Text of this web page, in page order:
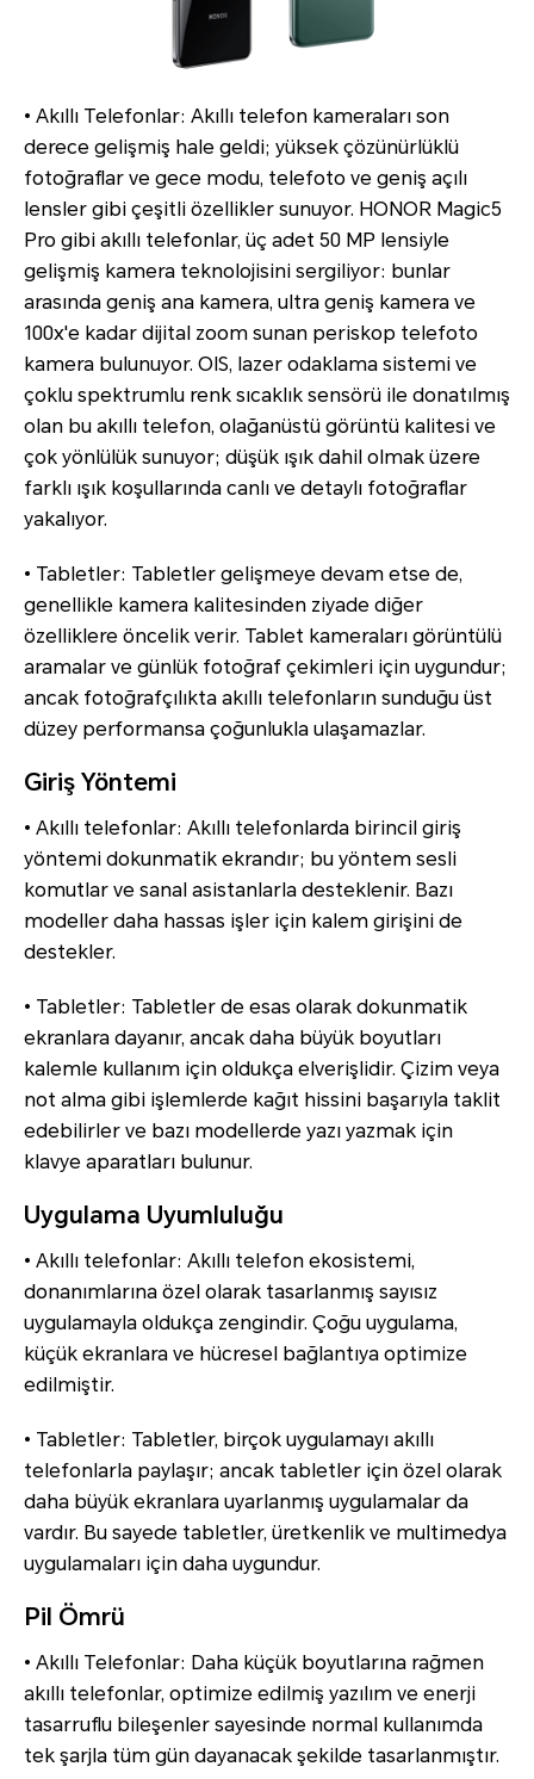
• Akıllı Telefonlar: Akıllı telefon kameraları son
derece gelişmiş hale geldi; yüksek çözünürlüklü
fotoğraflar ve gece modu, telefoto ve geniş açılı
lensler gibi çeşitli özellikler sunuyor. HONOR Magic5
Pro gibi akıllı telefonlar, üç adet 50 MP lensiyle
gelişmiş kamera teknolojisini sergiliyor: bunlar
arasında geniş ana kamera, ultra geniş kamera ve
100x'e kadar dijital zoom sunan periskop telefoto
kamera bulunuyor. OIS, lazer odaklama sistemi ve
çoklu spektrumlu renk sıcaklık sensörü ile donatılmış
olan bu akıllı telefon, olağanüstü görüntü kalitesi ve
çok yönlülük sunuyor; düşük ışık dahil olmak üzere
farklı ışık koşullarında canlı ve detaylı fotoğraflar
yakalıyor.
• Tabletler: Tabletler gelişmeye devam etse de,
genellikle kamera kalitesinden ziyade diğer
özelliklere öncelik verir. Tablet kameraları görüntülü
aramalar ve günlük fotoğraf çekimleri için uygundur;
ancak fotoğrafçılıkta akıllı telefonların sunduğu üst
düzey performansa çoğunlukla ulaşamazlar.
Giriş Yöntemi
• Akıllı telefonlar: Akıllı telefonlarda birincil giriş
yöntemi dokunmatik ekrandır; bu yöntem sesli
komutlar ve sanal asistanlarla desteklenir. Bazı
modeller daha hassas işler için kalem girişini de
destekler.
• Tabletler: Tabletler de esas olarak dokunmatik
ekranlara dayanır, ancak daha büyük boyutları
kalemle kullanım için oldukça elverişlidir. Çizim veya
not alma gibi işlemlerde kağıt hissini başarıyla taklit
edebilirler ve bazı modellerde yazı yazmak için
klavye aparatları bulunur.
Uygulama Uyumluluğu
• Akıllı telefonlar: Akıllı telefon ekosistemi,
donanımlarına özel olarak tasarlanmış sayısız
uygulamayla oldukça zengindir. Çoğu uygulama,
küçük ekranlara ve hücresel bağlantıya optimize
edilmiştir.
• Tabletler: Tabletler, birçok uygulamayı akıllı
telefonlarla paylaşır; ancak tabletler için özel olarak
daha büyük ekranlara uyarlanmış uygulamalar da
vardır. Bu sayede tabletler, üretkenlik ve multimedya
uygulamaları için daha uygundur.
Pil Ömrü
• Akıllı Telefonlar: Daha küçük boyutlarına rağmen
akıllı telefonlar, optimize edilmiş yazılım ve enerji
tasarruflu bileşenler sayesinde normal kullanımda
tek şarjla tüm gün dayanacak şekilde tasarlanmıştır.